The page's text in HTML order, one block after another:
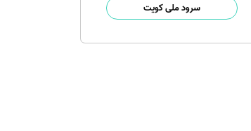
سرود ملی کویت